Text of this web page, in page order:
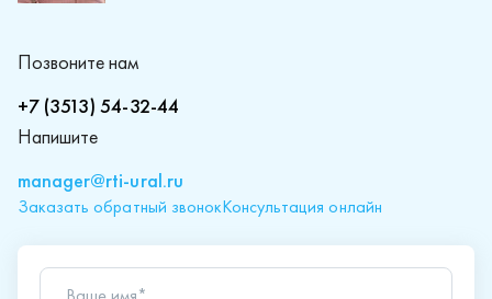
Позвоните нам
+7 (3513) 54-32-44
Напишите
manager@rti-ural.ru
Заказать обратный звонокКонсультация онлайн